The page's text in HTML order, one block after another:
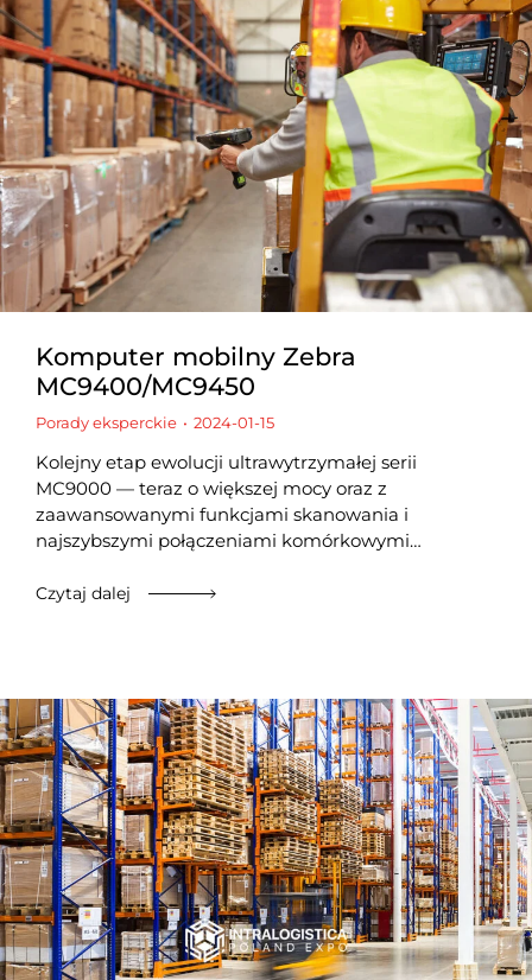
Komputer mobilny Zebra
MC9400/MC9450
Porady eksperckie 2024-01-15
Kolejny etap ewolucji ultrawytrzymałej serii
MC9000 — teraz o większej mocy oraz z
zaawansowanymi funkcjami skanowania i
najszybszymi połączeniami komórkowymi…
Czytaj dalej